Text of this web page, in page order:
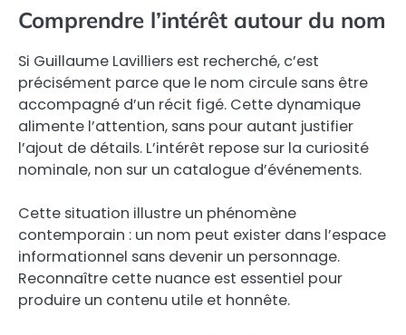
Comprendre l’intérêt autour du nom
Si Guillaume Lavilliers est recherché, c’est
précisément parce que le nom circule sans être
accompagné d’un récit figé. Cette dynamique
alimente l’attention, sans pour autant justifier
l’ajout de détails. L’intérêt repose sur la curiosité
nominale, non sur un catalogue d’événements.
Cette situation illustre un phénomène
contemporain : un nom peut exister dans l’espace
informationnel sans devenir un personnage.
Reconnaître cette nuance est essentiel pour
produire un contenu utile et honnête.